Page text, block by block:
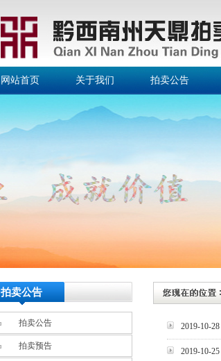
网站首页 关于我们 拍卖公告
拍卖公告
拍卖公告
拍卖预告
2019-10-28
2019-10-25